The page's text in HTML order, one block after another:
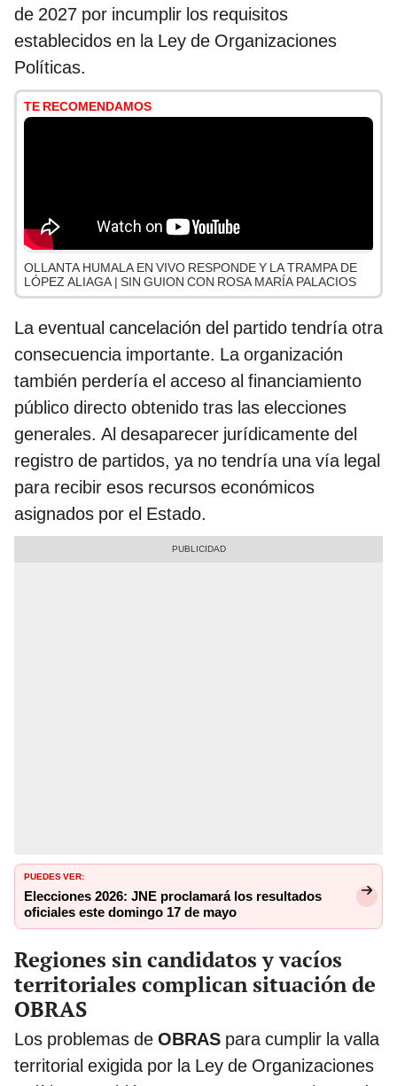
de 2027 por incumplir los requisitos
establecidos en la Ley de Organizaciones
Políticas.
TE RECOMENDAMOS
OLLANTA HUMALA EN VIVO RESPONDE Y LA TRAMPA DE
LÓPEZ ALIAGA | SIN GUION CON ROSA MARÍA PALACIOS
La eventual cancelación del partido tendría otra
consecuencia importante. La organización
también perdería el acceso al financiamiento
público directo obtenido tras las elecciones
generales. Al desaparecer jurídicamente del
registro de partidos, ya no tendría una vía legal
para recibir esos recursos económicos
asignados por el Estado.
PUEDES VER:
Elecciones 2026: JNE proclamará los resultados
oficiales este domingo 17 de mayo
Regiones sin candidatos y vacíos
territoriales complican situación de
OBRAS
Los problemas de OBRAS para cumplir la valla
territorial exigida por la Ley de Organizaciones